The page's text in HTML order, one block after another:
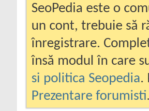
SeoPedia este o
un cont, trebuie să
înregistrare.
însă modul în care
si politica Seopedia.
Prezentare forumisti.